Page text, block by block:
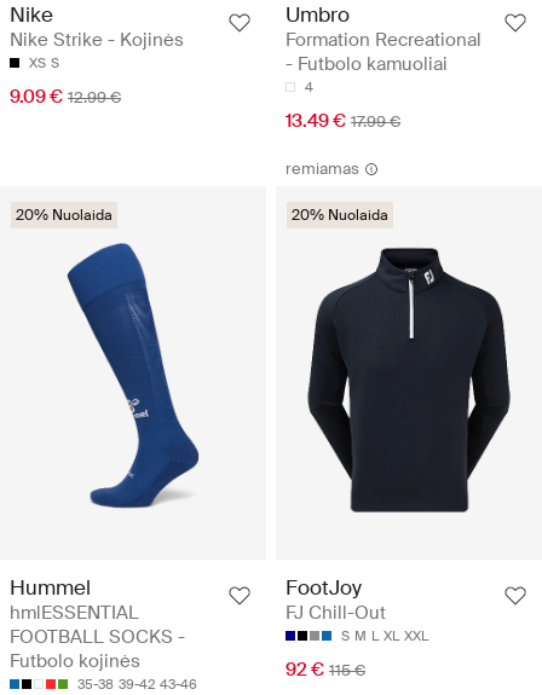
Nike
Nike Strike - Kojinės
XS S
9.09 € 12.99 €
Umbro
Formation Recreational
- Futbolo kamuoliai
4
13.49 € 17.99 €
20% Nuolaida
Hummel
hmlESSENTIAL
FOOTBALL SOCKS -
Futbolo kojinės
35-38 39-42 43-46
remiamas
20% Nuolaida
FootJoy
FJ Chill-Out
S M L XL XXL
92 € 115 €